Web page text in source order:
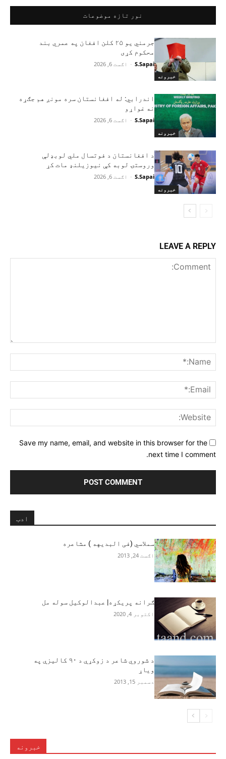
نور تازه موضوعات
خبرونه
جرمني یو ۲۵ کلن افغان په عمري بند
محکوم کړی
S.Sapai
- اګست 6, 2026
خبرونه
اندرابي: له افغانستان سره مونږ هم جګړه
نه غواړو
S.Sapai
- اګست 6, 2026
خبرونه
د افغانستان د فوتسال ملي لوبډلې
وروستۍ لوبه کې نیوزیلنډ مات کړ
S.Sapai
- اګست 6, 2026
LEAVE A REPLY
Save my name, email, and website in this browser for the
next time I comment.
ادب
سملاسي (فی البدیهه ) مشاعره
اګست 24, 2013
ګرانه پریکړه| عبدالوکیل سوله مل
اکتوبر 4, 2020
د شوروي شاعر د زوکړې د ۹۰ کالیزې په
ویاړ
دسمبر 15, 2013
خبرونه